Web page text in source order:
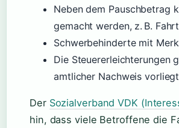
Neben dem Pauschbetrag
gemacht werden, z. B.
Schwerbehinderte mit
Die Steuererleichterungen
amtlicher Nachweis
Der Sozialverband VDK
hin, dass viele Betroffene die